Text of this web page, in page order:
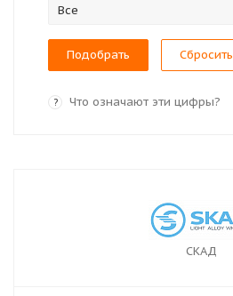
Все
Сбросить
? Что означают эти цифры?
СКАД